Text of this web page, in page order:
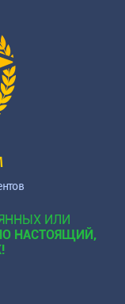
ИЛИ
НАСТОЯЩИЙ,